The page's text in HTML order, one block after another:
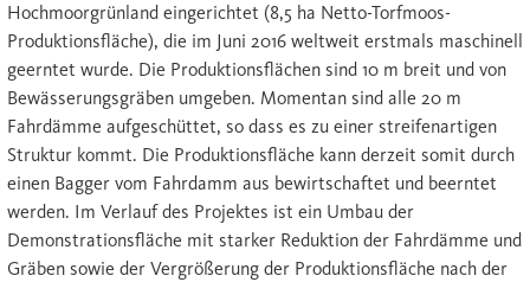
Hochmoorgrünland eingerichtet (8,5 ha Netto-Torfmoos-
Produktionsfläche), die im Juni 2016 weltweit erstmals maschinell
geerntet wurde. Die Produktionsflächen sind 10 m breit und von
Bewässerungsgräben umgeben. Momentan sind alle 20 m
Fahrdämme aufgeschüttet, so dass es zu einer streifenartigen
Struktur kommt. Die Produktionsfläche kann derzeit somit durch
einen Bagger vom Fahrdamm aus bewirtschaftet und beerntet
werden. Im Verlauf des Projektes ist ein Umbau der
Demonstrationsfläche mit starker Reduktion der Fahrdämme und
Gräben sowie der Vergrößerung der Produktionsfläche nach der